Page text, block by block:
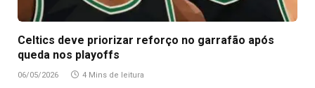
Celtics deve priorizar reforço no garrafão após
queda nos playoffs
06/05/2026 4 Mins de leitura